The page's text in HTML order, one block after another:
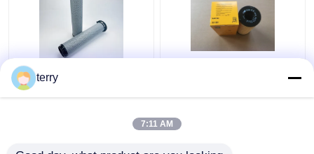
5909787 कैटरपिलर फिल्टर
ईंधन पानी विभाजक
उच्च प्रदर्शन कैटरपिलर ईंधन
terry
7:11 AM